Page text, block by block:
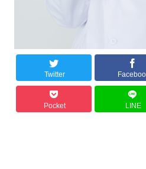
Twitter
Pocket LINE